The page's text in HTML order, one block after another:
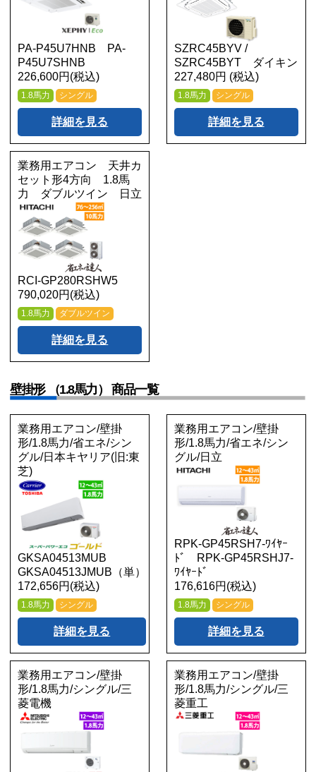
PA-P45U7HNB PA-
P45U7SHNB
226,600円(税込)
1.8馬力 シングル
詳細を見る
SZRC45BYV /
SZRC45BYT ダイキン
227,480円 (税込)
1.8馬力 シングル
詳細を見る
業務用エアコン 天井カ
セット形4方向 1.8馬
力 ダブルツイン 日立
RCI-GP280RSHW5
790,020円(税込)
1.8馬力 ダブルツイン
詳細を見る
壁掛形 （1.8馬力） 商品一覧
業務用エアコン/壁掛
形/1.8馬力/省エネ/シン
グル/日本キヤリア(旧:東
芝)
GKSA04513MUB
GKSA04513JMUB（単）
172,656円(税込)
1.8馬力 シングル
詳細を見る
業務用エアコン/壁掛
形/1.8馬力/省エネ/シン
グル/日立
RPK-GP45RSH7-ﾜｲﾔｰ
ﾄﾞ RPK-GP45RSHJ7-
ﾜｲﾔｰﾄﾞ
176,616円(税込)
1.8馬力 シングル
詳細を見る
業務用エアコン/壁掛
形/1.8馬力/シングル/三
菱電機
業務用エアコン/壁掛
形/1.8馬力/シングル/三
菱重工